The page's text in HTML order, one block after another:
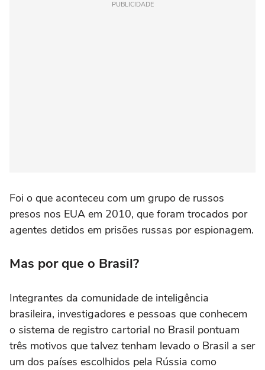
PUBLICIDADE
Foi o que aconteceu com um grupo de russos
presos nos EUA em 2010, que foram trocados por
agentes detidos em prisões russas por espionagem.
Mas por que o Brasil?
Integrantes da comunidade de inteligência
brasileira, investigadores e pessoas que conhecem
o sistema de registro cartorial no Brasil pontuam
três motivos que talvez tenham levado o Brasil a ser
um dos países escolhidos pela Rússia como